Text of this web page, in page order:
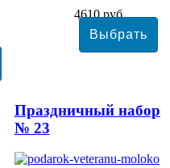
4610 руб
Праздничный набор
№ 23